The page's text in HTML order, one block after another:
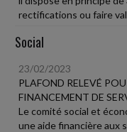
rectifications ou faire
Social
23/02/2023
PLAFOND RELEVÉ
FINANCEMENT DE
Le comité social et
une aide financière aux